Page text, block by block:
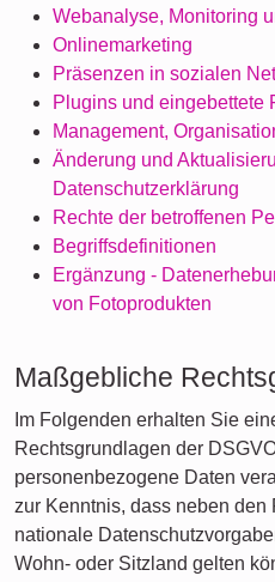
Webanalyse, Monitoring
Onlinemarketing
Präsenzen in sozialen
Plugins und eingebettete
Management,
Änderung und
Datenschutzerklärung
Rechte der betroffenen
Begriffsdefinitionen
Ergänzung -
von Fotoprodukten
Maßgebliche
Im Folgenden erhalten Sie
Rechtsgrundlagen der
personenbezogene Daten
zur Kenntnis, dass neben
nationale
Wohn- oder Sitzland gelten